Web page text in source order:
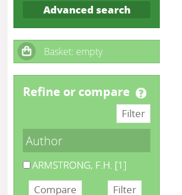
Advanced search
refine or compare
Author
ARMSTRONG, F.H. [1]